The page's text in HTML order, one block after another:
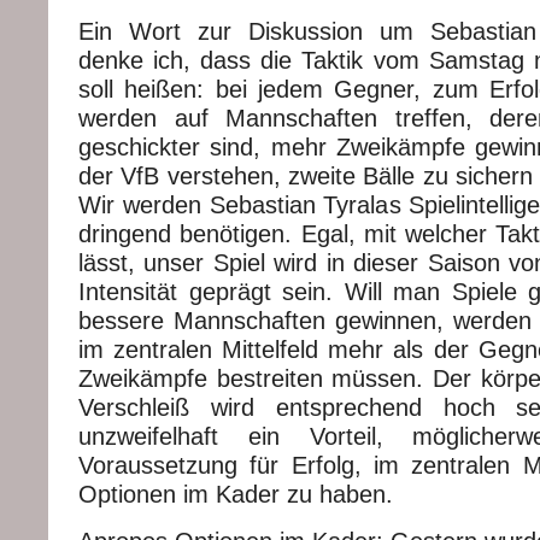
Ein Wort zur Diskussion um
denke ich, dass die Taktik vom Samstag
soll heißen: bei jedem Gegner, zum
werden auf Mannschaften treffen,
geschickter sind, mehr Zweikämpfe
der VfB verstehen, zweite Bälle zu
Wir werden Sebastian Tyralas
dringend benötigen. Egal, mit welcher
lässt, unser Spiel wird in dieser Saison
Intensität geprägt sein. Will man Spiele
bessere Mannschaften gewinnen,
im zentralen Mittelfeld mehr als der
Zweikämpfe bestreiten müssen. Der
Verschleiß wird entsprechend hoch
unzweifelhaft ein Vorteil,
Voraussetzung für Erfolg, im zentralen
Optionen im Kader zu haben.